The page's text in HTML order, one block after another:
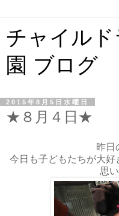
チャイル
園 ブログ
2015年8月5日水曜日
★８月４日★
昨日
今日も子どもたちが大好
思